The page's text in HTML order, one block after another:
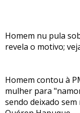
Homem nu pula
revela o motivo;
Homem contou à
mulher para
sendo deixado